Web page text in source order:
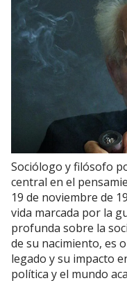
Sociólogo y filósofo
central en el
19 de noviembre de
vida marcada por la
profunda sobre la
de su nacimiento, es
legado y su impacto
política y el mundo